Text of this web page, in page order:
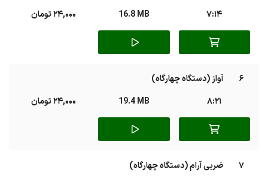
7:14
16.8 MB 24,000 تومان
6
آواز (دستگاه چهارگاه)
8:21
19.4 MB 24,000 تومان
7
ضربی آرام (دستگاه چهارگاه)